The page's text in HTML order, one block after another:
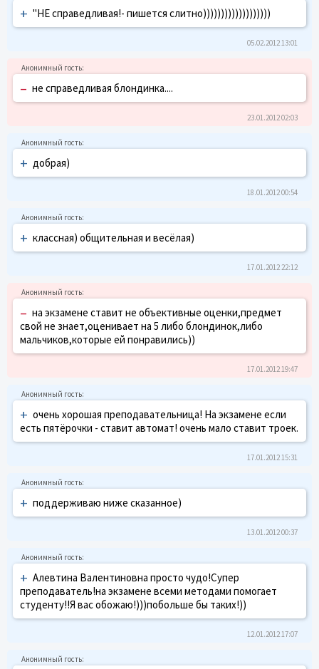
+ "НЕ справедливая!- пишется слитно)))))))))))))))))))
05.02.2012 13:01
– не справедливая блондинка....
23.01.2012 02:03
+ добрая)
18.01.2012 00:54
+ классная) общительная и весёлая)
17.01.2012 22:12
– на экзамене ставит не объективные оценки,предмет
свой не знает,оценивает на 5 либо блондинок,либо
мальчиков,которые ей понравились))
17.01.2012 19:47
+ очень хорошая преподавательница! На экзамене если
есть пятёрочки - ставит автомат! очень мало ставит троек.
17.01.2012 15:31
+ поддерживаю ниже сказанное)
13.01.2012 00:37
+ Алевтина Валентиновна просто чудо!Супер
преподаватель!на экзамене всеми методами помогает
студенту!!Я вас обожаю!)))побольше бы таких!))
12.01.2012 17:07